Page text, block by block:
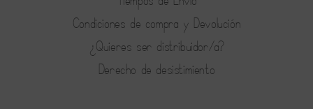
Condiciones de compra y Devolución
¿Quieres ser distribuidor/a?
Derecho de desistimiento